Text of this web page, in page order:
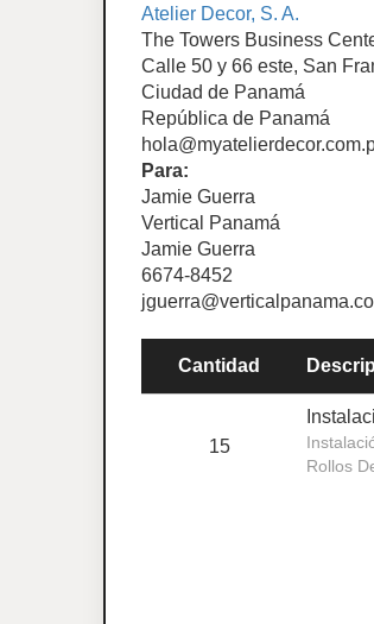
Atelier Decor, S. A.
The Towers Business
Calle 50 y 66 este, San
Ciudad de Panamá
República de Panamá
Para:
Jamie Guerra
Vertical Panamá
Jamie Guerra
6674-8452
Cantidad
15
Rollos